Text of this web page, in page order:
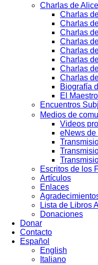
Charlas de
Charlas
Charlas
Charlas
Charlas
Charlas
Charlas
Charlas
Charlas
Biografía
El
Encuentros
Medios de
Videos
eNews de
Escritos de los
Artículos
Enlaces
Lista de Libros
Donaciones
Donar
Contacto
Español
English
Italiano